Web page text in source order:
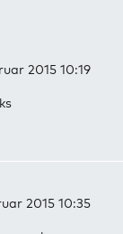
2015 10:19
2015 10:35